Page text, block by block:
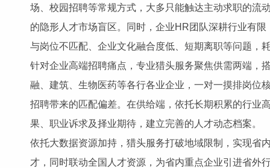
场、校园招聘等常规方式，大多只能触达主动求职的流
的隐形人才市场盲区。同时，企业HR团队深耕行业有
与岗位不匹配、企业文化融合度低、短期离职等问题，
针对企业高端招聘痛点，专业猎头服务聚焦供需两端，
融、建筑、生物医药等各行各业企业，一对一摸排岗位
招聘带来的匹配偏差。在供给端，依托长期积累的行业
果、职业诉求及择业期待，建立完善的人才动态档案。
依托大数据资源加持，猎头服务打破地域限制，实现省
才，同时联动全国人才资源，为省内重点企业引进省外